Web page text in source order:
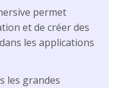
permet
et de créer des
les applications
les grandes